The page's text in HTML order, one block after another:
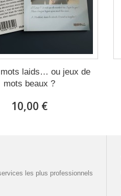
laids… ou jeux de
mots beaux ?
10,00 €
les plus professionnels